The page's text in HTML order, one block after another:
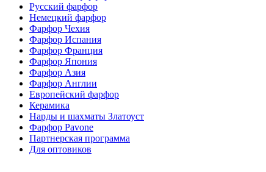
Русский фарфор
Немецкий фарфор
Фарфор Чехия
Фарфор Испания
Фарфор Франция
Фарфор Япония
Фарфор Азия
Фарфор Англии
Европейский фарфор
Керамика
Нарды и шахматы Златоуст
Фарфор Pavone
Партнерская программа
Для оптовиков